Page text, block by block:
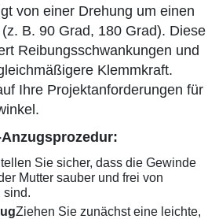
von einer Drehung um einen
B. 90 Grad, 180 Grad). Diese
Reibungsschwankungen und
Klemmkraft.
Ihre Projektanforderungen für
Sie sicher, dass die Gewinde
Mutter sauber und frei von
sind.
Ziehen Sie zunächst eine leichte,